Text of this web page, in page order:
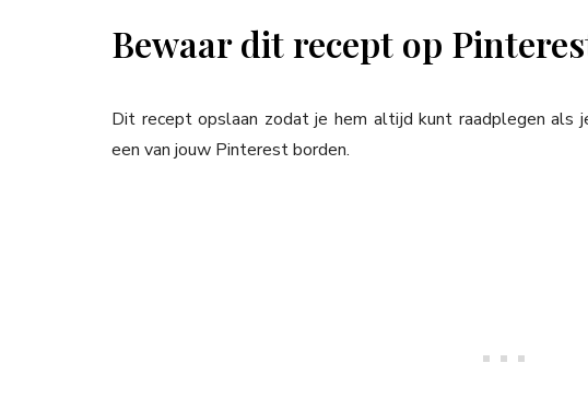
Bewaar dit recept op
Dit recept opslaan zodat je hem altijd kunt raadplegen als
een van jouw Pinterest borden.